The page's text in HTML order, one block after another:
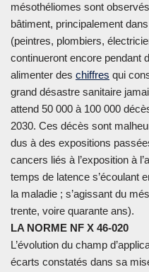
mésothéliomes sont
bâtiment, principalement
(peintres, plombiers,
continueront encore pendant
alimenter des chiffres qui
grand désastre sanitaire
attend 50 000 à 100 000
2030. Ces décès sont
dus à des expositions
cancers liés à l’exposition à
temps de latence s’écoulant
la maladie ; s’agissant du
trente, voire quarante ans).
LA NORME NF X 46-020
L’évolution du champ
écarts constatés dans sa